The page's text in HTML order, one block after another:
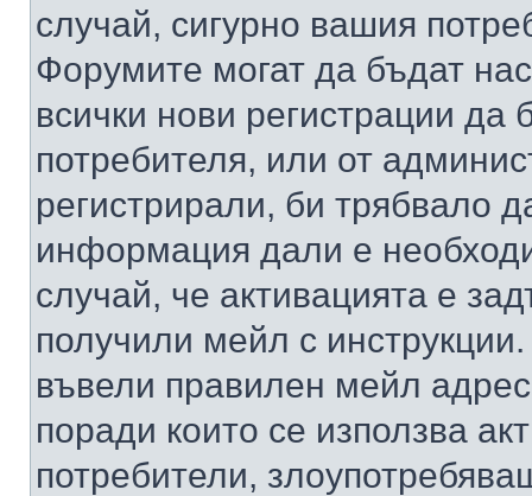
случай, сигурно вашия
Форумите могат да бъдат
всички нови регистрации да
потребителя, или от
регистрирали, би трябвало
информация дали е
случай, че активацията е
получили мейл с
въвели правилен мейл
поради които се използва
потребители,